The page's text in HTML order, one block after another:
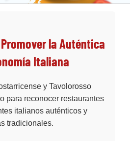
la Auténtica
Italiana
y Tavolorosso
para reconocer restaurantes
italianos auténticos y
tradicionales.